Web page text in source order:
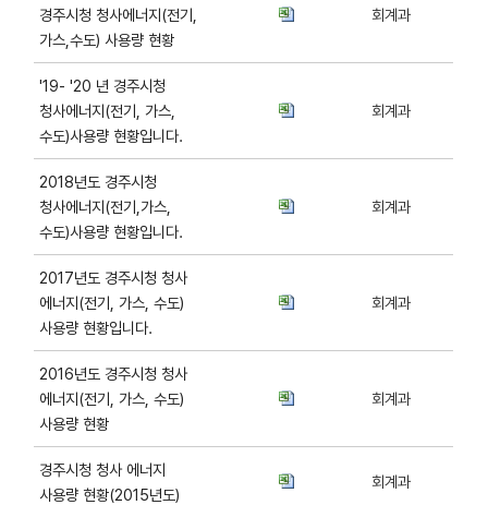
경주시청 청사에너지(전기,
가스,수도) 사용량 현황
회계과
'19- '20 년 경주시청
청사에너지(전기, 가스,
수도)사용량 현황입니다.
회계과
2018년도 경주시청
청사에너지(전기,가스,
수도)사용량 현황입니다.
회계과
2017년도 경주시청 청사
에너지(전기, 가스, 수도)
사용량 현황입니다.
회계과
2016년도 경주시청 청사
에너지(전기, 가스, 수도)
사용량 현황
회계과
경주시청 청사 에너지
사용량 현황(2015년도)
회계과